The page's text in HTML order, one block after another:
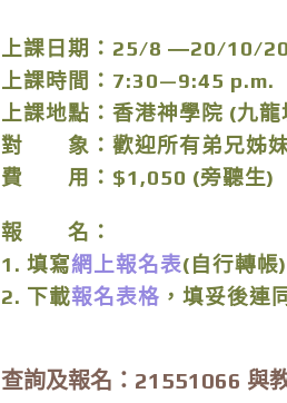
上課日期：25/8 ―20/10/
上課時間：7:30—9:45 p.m.
上課地點：香港神學院 (九
對 象：歡迎所有弟兄姊
費 用：$1,050 (旁聽生)
報 名：
1. 填寫網上報名表(自行轉帳)
2. 下載報名表格 ，填妥後連
查詢及報名：21551066 與